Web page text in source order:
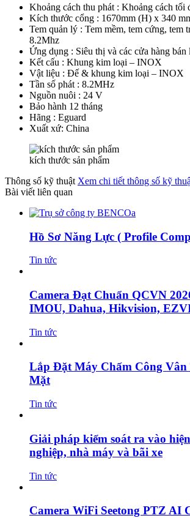
Khoảng cách thu phát : Khoảng cách tối
Kích thước cổng : 1670mm (H) x 340
Tem quản lý : Tem mềm, tem cứng, tem
8.2Mhz
Ứng dụng : Siêu thị và các cửa hàng
Kết cấu : Khung kim loại – INOX
Vật liệu : Đế & khung kim loại – INOX
Tần số phát : 8.2MHz
Nguồn nuôi : 24 V
Bảo hành 12 tháng
Hãng : Eguard
Xuất xứ: China
kích thước sản phẩm
Thông số kỹ thuật Xem chi tiết thông số kỹ
Bài viết liên quan
Hồ Sơ Năng Lực ( Profile
Tin tức
Camera Đạt Chuẩn QCVN
IMOU, Dahua, Hikvision,
Tin tức
Lắp Đặt Máy Chấm Công Vân
Mặt
Tin tức
Giải pháp kiểm soát ra vào
nghiệp, nhà máy và bãi xe
Tin tức
Camera WiFi Seetong PTZ AI